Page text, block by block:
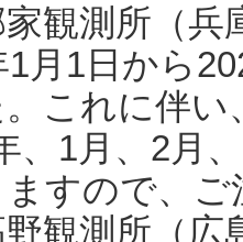
観測所（
1月1日から
これに伴い
、1月、2月
すので、
観測所（